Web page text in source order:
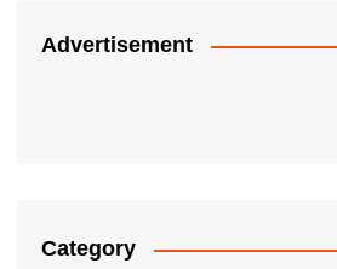
Advertisement
Category